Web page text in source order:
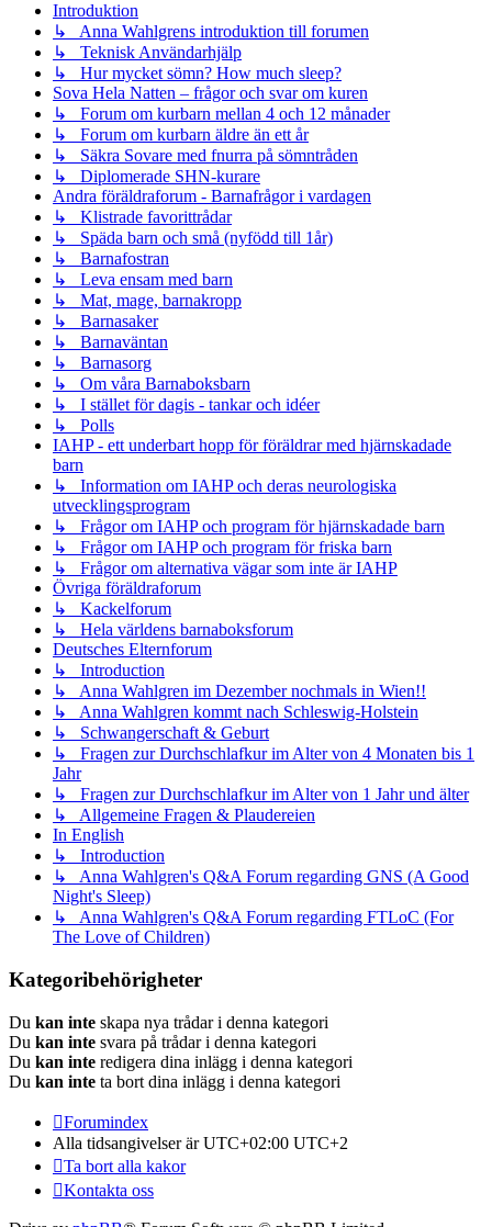
Introduktion
↳ Anna Wahlgrens introduktion till forumen
↳ Teknisk Användarhjälp
↳ Hur mycket sömn? How much sleep?
Sova Hela Natten – frågor och svar om kuren
↳ Forum om kurbarn mellan 4 och 12 månader
↳ Forum om kurbarn äldre än ett år
↳ Säkra Sovare med fnurra på sömntråden
↳ Diplomerade SHN-kurare
Andra föräldraforum - Barnafrågor i vardagen
↳ Klistrade favorittrådar
↳ Späda barn och små (nyfödd till 1år)
↳ Barnafostran
↳ Leva ensam med barn
↳ Mat, mage, barnakropp
↳ Barnasaker
↳ Barnaväntan
↳ Barnasorg
↳ Om våra Barnaboksbarn
↳ I stället för dagis - tankar och idéer
↳ Polls
IAHP - ett underbart hopp för föräldrar med hjärnskadade
barn
↳ Information om IAHP och deras neurologiska
utvecklingsprogram
↳ Frågor om IAHP och program för hjärnskadade barn
↳ Frågor om IAHP och program för friska barn
↳ Frågor om alternativa vägar som inte är IAHP
Övriga föräldraforum
↳ Kackelforum
↳ Hela världens barnaboksforum
Deutsches Elternforum
↳ Introduction
↳ Anna Wahlgren im Dezember nochmals in Wien!!
↳ Anna Wahlgren kommt nach Schleswig-Holstein
↳ Schwangerschaft & Geburt
↳ Fragen zur Durchschlafkur im Alter von 4 Monaten bis 1
Jahr
↳ Fragen zur Durchschlafkur im Alter von 1 Jahr und älter
↳ Allgemeine Fragen & Plaudereien
In English
↳ Introduction
↳ Anna Wahlgren's Q&A Forum regarding GNS (A Good
Night's Sleep)
↳ Anna Wahlgren's Q&A Forum regarding FTLoC (For
The Love of Children)
Kategoribehörigheter
Du kan inte skapa nya trådar i denna kategori
Du kan inte svara på trådar i denna kategori
Du kan inte redigera dina inlägg i denna kategori
Du kan inte ta bort dina inlägg i denna kategori
Forumindex
Alla tidsangivelser är UTC+02:00 UTC+2
Ta bort alla kakor
Kontakta oss